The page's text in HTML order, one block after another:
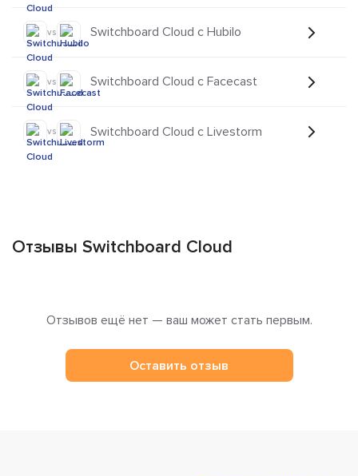
vs Switchboard Cloud с Hubilo
vs Switchboard Cloud с Facecast
vs Switchboard Cloud с Livestorm
Отзывы Switchboard Cloud
Отзывов ещё нет — ваш может стать первым.
Оставить отзыв